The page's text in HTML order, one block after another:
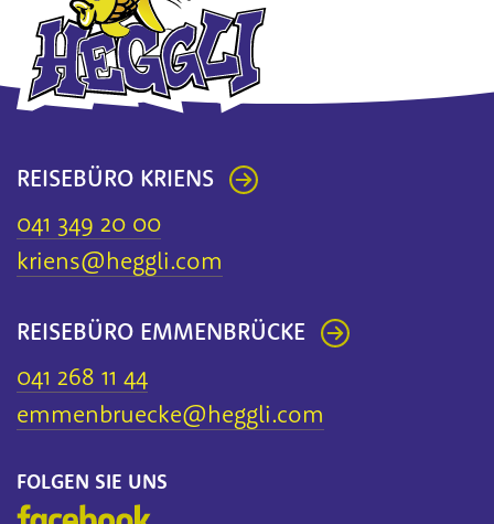
REISEBÜRO KRIENS
041 349 20 00
kriens@heggli.com
REISEBÜRO EMMENBRÜCKE
041 268 11 44
emmenbruecke@heggli.com
FOLGEN SIE UNS